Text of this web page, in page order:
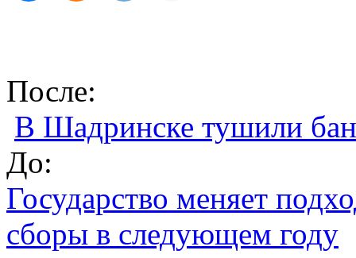
После:
В Шадринске тушили
До:
Государство меняет
сборы в следующем году